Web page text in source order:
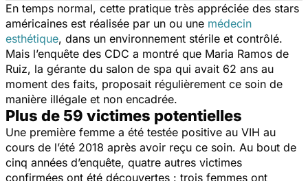
En temps normal, cette pratique très appréciée des stars
américaines est réalisée par un ou une médecin
esthétique, dans un environnement stérile et contrôlé.
Mais l’enquête des CDC a montré que Maria Ramos de
Ruiz, la gérante du salon de spa qui avait 62 ans au
moment des faits, proposait régulièrement ce soin de
manière illégale et non encadrée.
Plus de 59 victimes potentielles
Une première femme a été testée positive au VIH au
cours de l’été 2018 après avoir reçu ce soin. Au bout de
cinq années d’enquête, quatre autres victimes
confirmées ont été découvertes : trois femmes ont